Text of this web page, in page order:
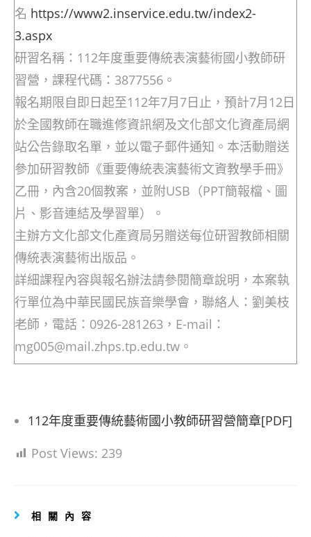
名 https://www2.inservice.edu.tw/index2-
3.aspx
研習名稱：112年度重要傳統表演藝術國小教師研
習營，課程代碼：3877556。
報名期限自即日起至112年7月7日止，預計7月12日
於全國教師在職進修資訊網及文化部文化資產局網
站公告錄取名單，並以電子郵件通知。本活動贈送
參加研習教師《重要傳統表演藝術文資教學手冊》
乙冊，內含20個教案，並附USB（PPT簡報檔、圖
片、影音連結及學習單）。
主辦方文化部文化產資局另贈送每位研習教師相關
傳統表演藝術出版品。
詳細課程內容與報名辦法請參閱簡章說明，本案執
行單位為中華民國民族音樂學會，聯絡人：劉美枝
老師，電話：0926-281263，E-mail：
mg005@mail.zhps.tp.edu.tw。
112年度重要傳統藝術國小教師研習營簡章[PDF]
Post Views: 239
相關內容